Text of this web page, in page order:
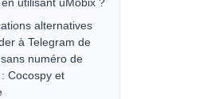
alternatives
à Telegram de
numéro de
Cocospy et